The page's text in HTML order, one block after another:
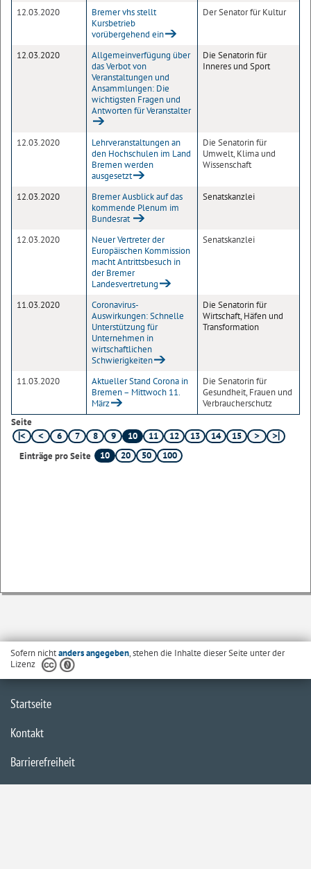
12.03.2020
Bremer vhs stellt
Kursbetrieb
vorübergehend ein
Der Senator für Kultur
12.03.2020
Allgemeinverfügung über
das Verbot von
Veranstaltungen und
Ansammlungen: Die
wichtigsten Fragen und
Antworten für Veranstalter
Die Senatorin für
Inneres und Sport
12.03.2020
Lehrveranstaltungen an
den Hochschulen im Land
Bremen werden
ausgesetzt
Die Senatorin für
Umwelt, Klima und
Wissenschaft
12.03.2020
Bremer Ausblick auf das
kommende Plenum im
Bundesrat
Senatskanzlei
12.03.2020
Neuer Vertreter der
Europäischen Kommission
macht Antrittsbesuch in
der Bremer
Landesvertretung
Senatskanzlei
11.03.2020
Coronavirus-
Auswirkungen: Schnelle
Unterstützung für
Unternehmen in
wirtschaftlichen
Schwierigkeiten
Die Senatorin für
Wirtschaft, Häfen und
Transformation
11.03.2020
Aktueller Stand Corona in
Bremen – Mittwoch 11.
März
Die Senatorin für
Gesundheit, Frauen und
Verbraucherschutz
Seite
6
7 8 9 10 11 12 13 14
15
Einträge pro Seite
10 20 50 100
Sofern nichtanders angegeben, stehen die Inhalte dieser Seite unter der
Lizenz
Startseite
Kontakt
Barrierefreiheit